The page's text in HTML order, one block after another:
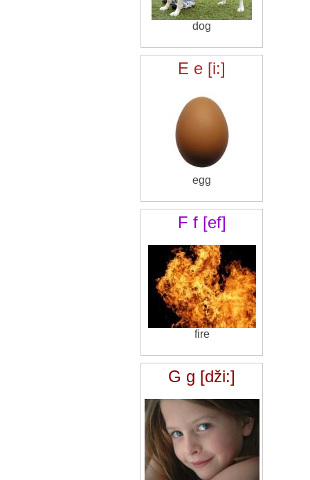
dog
E e [i:]
egg
F f [ef]
fire
G g [dži:]